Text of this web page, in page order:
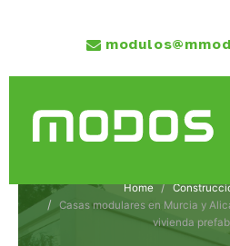
Home
Casas modulares en Murcia y
vivienda